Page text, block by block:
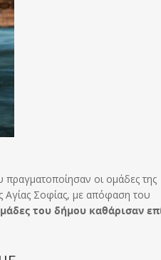
οι ομάδες της
Αγίας Σοφίας, με απόφαση του
του δήμου καθάρισαν